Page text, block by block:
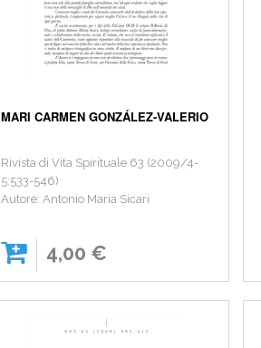
MARI CARMEN GONZÁLEZ-VALERIO
Rivista di Vita Spirituale 63 (2009/4-
5:533-546)
Autore: Antonio Maria Sicari
4,00 €